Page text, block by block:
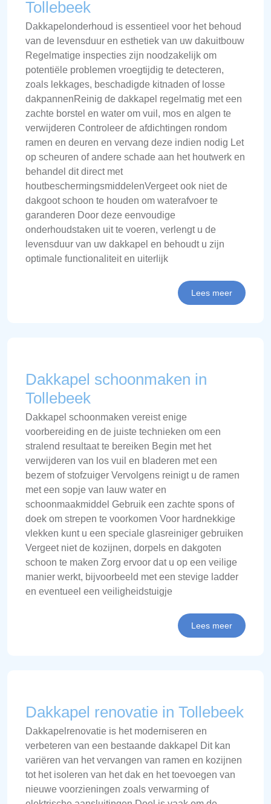
Tollebeek
Dakkapelonderhoud is essentieel voor het behoud
van de levensduur en esthetiek van uw dakuitbouw
Regelmatige inspecties zijn noodzakelijk om
potentiële problemen vroegtijdig te detecteren,
zoals lekkages, beschadigde kitnaden of losse
dakpannenReinig de dakkapel regelmatig met een
zachte borstel en water om vuil, mos en algen te
verwijderen Controleer de afdichtingen rondom
ramen en deuren en vervang deze indien nodig Let
op scheuren of andere schade aan het houtwerk en
behandel dit direct met
houtbeschermingsmiddelenVergeet ook niet de
dakgoot schoon te houden om waterafvoer te
garanderen Door deze eenvoudige
onderhoudstaken uit te voeren, verlengt u de
levensduur van uw dakkapel en behoudt u zijn
optimale functionaliteit en uiterlijk
Lees meer
Dakkapel schoonmaken in
Tollebeek
Dakkapel schoonmaken vereist enige
voorbereiding en de juiste technieken om een
stralend resultaat te bereiken Begin met het
verwijderen van los vuil en bladeren met een
bezem of stofzuiger Vervolgens reinigt u de ramen
met een sopje van lauw water en
schoonmaakmiddel Gebruik een zachte spons of
doek om strepen te voorkomen Voor hardnekkige
vlekken kunt u een speciale glasreiniger gebruiken
Vergeet niet de kozijnen, dorpels en dakgoten
schoon te maken Zorg ervoor dat u op een veilige
manier werkt, bijvoorbeeld met een stevige ladder
en eventueel een veiligheidstuigje
Lees meer
Dakkapel renovatie in Tollebeek
Dakkapelrenovatie is het moderniseren en
verbeteren van een bestaande dakkapel Dit kan
variëren van het vervangen van ramen en kozijnen
tot het isoleren van het dak en het toevoegen van
nieuwe voorzieningen zoals verwarming of